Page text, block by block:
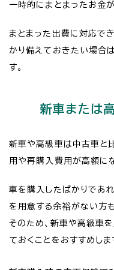
一時的にまとまったお金
まとまった出費に対応で
かり備えておきたい場合
す。
新車または
新車や高級車は中古車と
用や再購入費用が高額に
車を購入したばかりであ
を用意する余裕がない方
そのため、新車や高級車
ておくことをおすすめしま